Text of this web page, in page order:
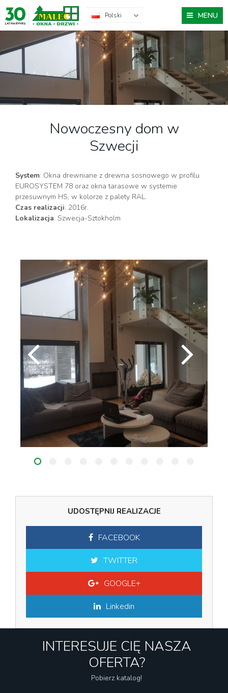
Polski MENU
Nowoczesny dom w
Szwecji
System: Okna drewniane z drewna sosnowego w profilu
EUROSYSTEM 78 oraz okna tarasowe w systemie
przesuwnym HS, w kolorze z palety RAL.
Czas realizacji: 2016r.
Lokalizacja: Szwecja-Sztokholm
UDOSTĘPNIJ REALIZACJE
FACEBOOK
TWITTER
GOOGLE+
Linkedin
INTERESUJE CIĘ NASZA
OFERTA?
Pobierz katalog!